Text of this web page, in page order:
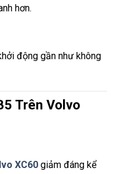
hơn.
động gần như không
Trên Volvo
XC60 giảm đáng kể